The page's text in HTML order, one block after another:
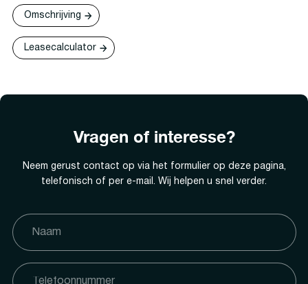
Omschrijving
Leasecalculator
Vragen of interesse?
Neem gerust contact op via het formulier op deze pagina,
telefonisch of per e-mail. Wij helpen u snel verder.